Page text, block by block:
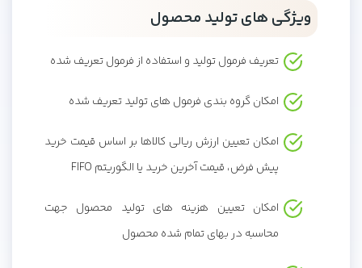
ویژگی های تولید محصول
تعریف فرمول تولید و استفاده از فرمول تعریف شده
امکان گروه بندی فرمول های تولید تعریف شده
امکان تعیین ارزش ریالی کالاها بر اساس قیمت خرید
پیش فرض، قیمت آخرین خرید یا الگوریتم FIFO
امکان تعیین هزینه های تولید محصول جهت
محاسبه در بهای تمام شده محصول